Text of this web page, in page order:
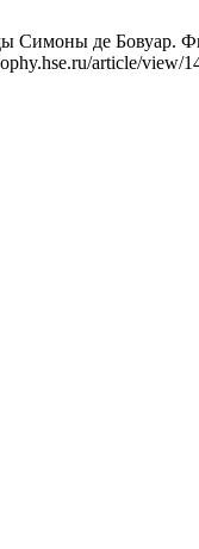
Симоны де Бовуар.
article/view/